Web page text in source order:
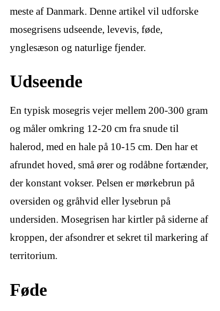
meste af Danmark. Denne artikel vil udforske
mosegrisens udseende, levevis, føde,
ynglesæson og naturlige fjender.
Udseende
En typisk mosegris vejer mellem 200-300 gram
og måler omkring 12-20 cm fra snude til
halerod, med en hale på 10-15 cm. Den har et
afrundet hoved, små ører og rodåbne fortænder,
der konstant vokser. Pelsen er mørkebrun på
oversiden og gråhvid eller lysebrun på
undersiden. Mosegrisen har kirtler på siderne af
kroppen, der afsondrer et sekret til markering af
territorium.
Føde